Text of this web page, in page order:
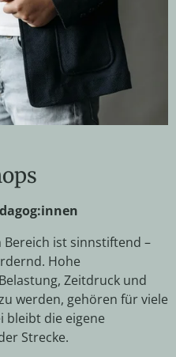
ist sinnstiftend –
Hohe
Zeitdruck und
werden, gehören für viele
bleibt die eigene
Strecke.